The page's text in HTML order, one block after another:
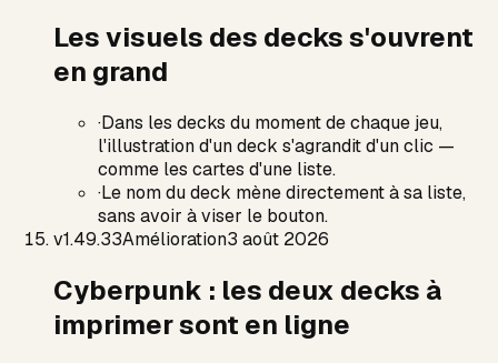
Les visuels des decks s'ouvrent
en grand
·Dans les decks du moment de chaque jeu,
l'illustration d'un deck s'agrandit d'un clic —
comme les cartes d'une liste.
·Le nom du deck mène directement à sa liste,
sans avoir à viser le bouton.
v1.49.33Amélioration3 août 2026
Cyberpunk : les deux decks à
imprimer sont en ligne